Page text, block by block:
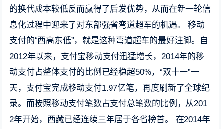
的换代成本较低反而赢得了后发优势，从而在新一轮信
息化过程中迎来了对东部强省弯道超车的机遇。 移动
支付的“西高东低”，就是这种弯道超车的最好注脚。自
2012年以来，支付宝移动支付迅猛增长，2014年的移
动支付占整体支付的比例已经稳超50%，“双十一”一
天，支付宝完成移动支付1.97亿笔，再度刷新了全球纪
录。而按照移动支付笔数占支付总笔数的比例，从201
2年开始，西藏已经连续三年居于各省榜首。 在2014年